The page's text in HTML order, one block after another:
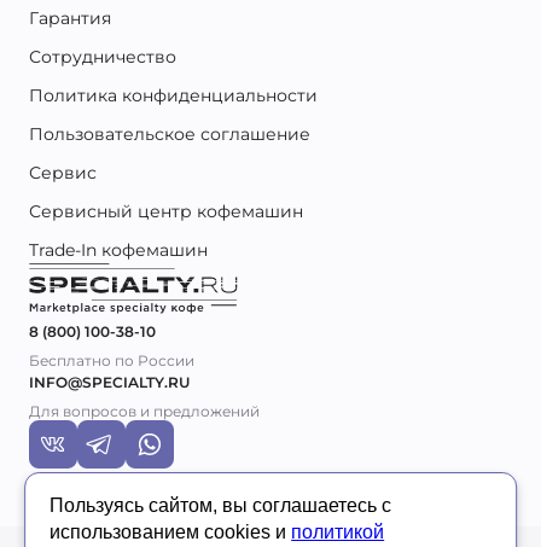
Пользуясь сайтом, вы соглашаетесь с
использованием cookies и политикой
Гарантия
Сотрудничество
Политика конфиденциальности
Пользовательское соглашение
Сервис
Сервисный центр кофемашин
Trade-In кофемашин
8 (800) 100-38-10
Бесплатно по России
INFO@SPECIALTY.RU
Для вопросов и предложений